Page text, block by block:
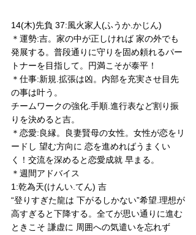
14(木)先負 37:風火家人(ふうか.かじん)
＊運勢:吉。家の中が正しければ 家の外でも
発展する。普段通りに守りを固め頼れるパー
トナーを目指して。円満こそが泰平！
＊仕事:新規.拡張は凶。内部を充実させ目先
の事は叶う。
チームワークの強化.手順.進行表など割り振
りを決めると吉。
＊恋愛:良縁。良妻賢母の女性。女性が恋をリ
ードし 望む方向に 恋を進めればうまくい
く！交流を深めると恋愛成就 早まる。
＊週間アドバイス
1:乾為天(けんい.てん) 吉
“登りすぎた龍は 下がるしかない”希望.理想が
高すぎると下降する。全てが思い通りに進む
ときこそ 謙虚に 周囲への気遣いを忘れず